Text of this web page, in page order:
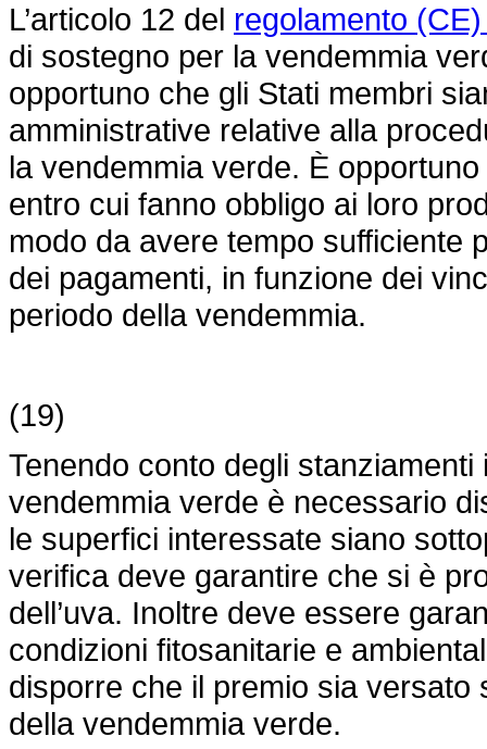
L’articolo 12 del regolamento
di sostegno per la vendemmia
opportuno che gli Stati membri
amministrative relative alla
la vendemmia verde. È
entro cui fanno obbligo ai loro
modo da avere tempo sufficiente
dei pagamenti, in funzione dei
periodo della vendemmia.
(19)
Tenendo conto degli
vendemmia verde è necessario
le superfici interessate siano
verifica deve garantire che si è
dell’uva. Inoltre deve essere
condizioni fitosanitarie e
disporre che il premio sia versato
della vendemmia verde.